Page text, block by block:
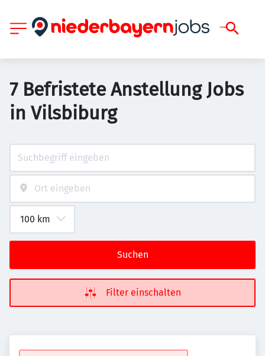
7 Befristete Anstellung Jobs
in Vilsbiburg
Suchen
Filter einschalten